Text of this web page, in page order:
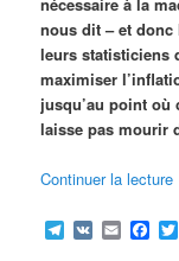
nous dit – et donc
leurs statisticiens
maximiser
jusqu’au point où
laisse pas mourir
Continuer la lecture
Telegram
VK Email